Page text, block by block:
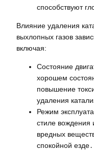
способствуют
Влияние удаления
выхлопных газов
включая:
Состояние
хорошем
повышение
удаления
Режим
стиле вождения
вредных
спокойной езде․